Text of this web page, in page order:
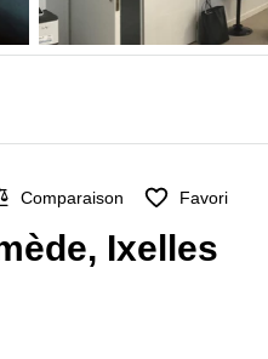
Comparaison Favori
Ixelles